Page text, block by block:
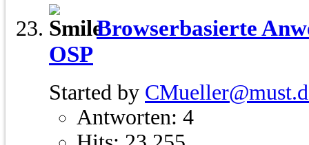
Browserbasierte
OSP
Started by
Antworten: 4